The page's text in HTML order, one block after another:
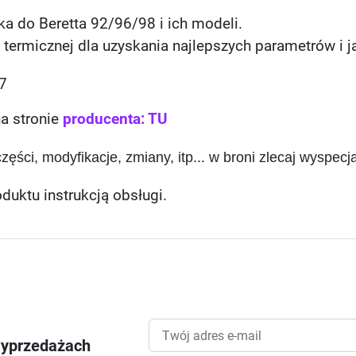
do Beretta 92/96/98 i ich modeli.
dla uzyskania najlepszych parametrów i
stronie producenta: TU
modyfikacje, zmiany, itp... w broni zlecaj
instrukcją obsługi.